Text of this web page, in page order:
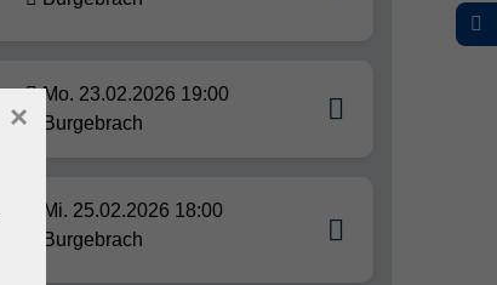
Mo. 23.02.2026 19:00
Burgebrach
Mi. 25.02.2026 18:00
Burgebrach
×